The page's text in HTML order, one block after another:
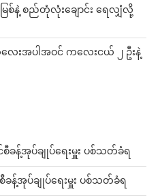
နဲ့ စည်တုံလုံးချောင်း ရေလျှံလို့
ေးအပါအဝင် ကလေးငယ် ၂ ဦးနဲ့
န့်အုပ်ချုပ်ရေးမှူး ပစ်သတ်ခံရ
န့်အုပ်ချုပ်ရေးမှူး ပစ်သတ်ခံရ